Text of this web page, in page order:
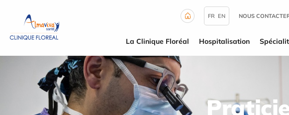
FR EN NOUS
La Clinique Floréal Hospitalisation